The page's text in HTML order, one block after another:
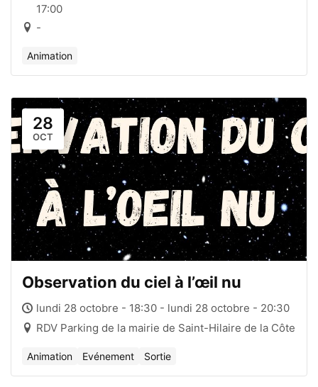
17:00
-
Animation
28
OCT
Observation du ciel à l’œil nu
lundi 28 octobre - 18:30 - lundi 28 octobre - 20:30
RDV Parking de la mairie de Saint-Hilaire de la Côte
Animation Evénement Sortie